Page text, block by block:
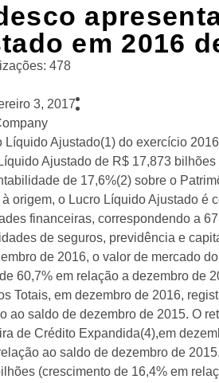
em 2016
478
3, 2017
Líquido Ajustado(1) do exercício
Ajustado de R$ 17,873
de 17,6%(2) sobre o
à origem, o Lucro Líquido Ajustado é
financeiras, correspondendo a
de seguros, previdência e
de 2016, o valor de mercado
60,7% em relação a dezembro de
Totais, em dezembro de 2016,
ao saldo de dezembro de 2015. O
de Crédito Expandida(4),em
ao saldo de dezembro de
(crescimento de 16,4% em